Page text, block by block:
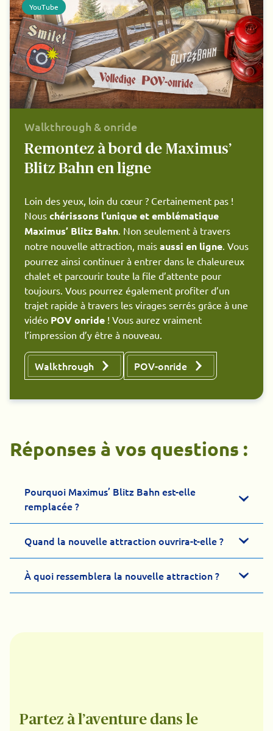
YouTube
Walkthrough & onride
Remontez à bord de Maximus’
Blitz Bahn en ligne
Loin des yeux, loin du cœur ? Certainement pas !
Nous chérissons l’unique et emblématique
Maximus’ Blitz Bahn. Non seulement à travers
notre nouvelle attraction, mais aussi en ligne. Vous
pourrez ainsi continuer à entrer dans le chaleureux
chalet et parcourir toute la file d’attente pour
toujours. Vous pourrez également profiter d’un
trajet rapide à travers les virages serrés grâce à une
vidéo POV onride ! Vous aurez vraiment
l’impression d’y être à nouveau.
Walkthrough POV-onride
Réponses à vos questions :
Pourquoi Maximus’ Blitz Bahn est-elle
remplacée ?
Quand la nouvelle attraction ouvrira-t-elle ?
À quoi ressemblera la nouvelle attraction ?
Partez à l’aventure dans le